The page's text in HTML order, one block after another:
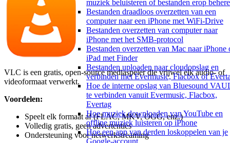
muziek beluisteren of bestanden erop
Bestanden draadloos overzetten van een
computer naar een iPhone met WiFi-Drive
Bestanden overzetten van computer naar
iPhone met het SMB-protocol
Bestanden overzetten van Mac naar iPhone
iPad met Finder
Bestanden uploaden naar cloudopslag en
verbinden met Evermusic, Flacbox of
Hoe de interne opslag van Bluesound
te verbinden vanuit Evermusic, Flacbox,
Evertag
Hoe muziek downloaden van YouTube en
offline muziek luisteren op iPhone
Hoe een app van derden loskoppelen van je
Google-account
VLC is een gratis, open-source mediaspeler die vrijwel elk audio- of
videoformaat verwerkt.
Voordelen:
Speelt elk formaat af (FLAC, MKV, OGG, enz.)
Volledig gratis, geen advertenties
Ondersteuning voor netwerkstreaming